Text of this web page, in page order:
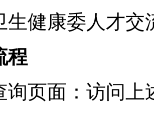
生健康委人才
程
询页面：访问上